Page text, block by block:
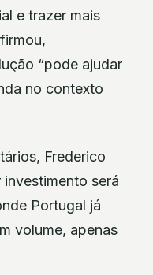
e trazer mais
“pode ajudar
no contexto
Frederico
será
Portugal já
volume, apenas